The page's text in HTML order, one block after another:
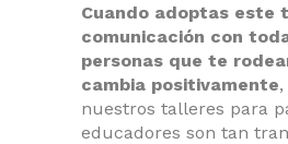
Cuando adoptas este
comunicación con
personas que te
cambia positivamente
nuestros talleres para
educadores son tan